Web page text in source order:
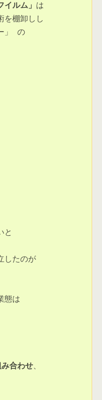
イルム」 は
を棚卸しし
と
態は
み合わせ、